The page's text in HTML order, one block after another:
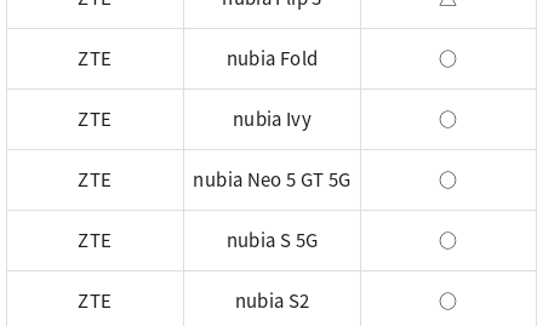
ZTE nubia Fold ○
ZTE nubia Ivy ○
ZTE nubia Neo 5 GT 5G ○
ZTE nubia S 5G ○
ZTE nubia S2 ○